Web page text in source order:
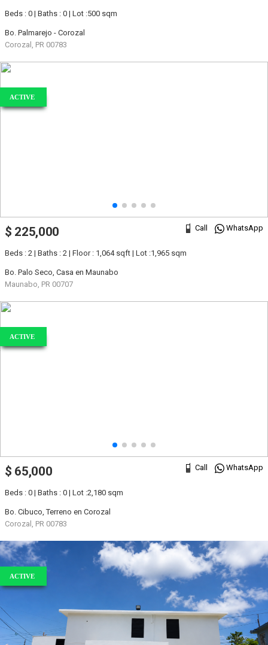
Beds : 0 | Baths : 0 | Lot :500 sqm
Bo. Palmarejo - Corozal
Corozal, PR 00783
ACTIVE
Call WhatsApp
$ 225,000
Beds : 2 | Baths : 2 | Floor : 1,064 sqft | Lot :1,965 sqm
Bo. Palo Seco, Casa en Maunabo
Maunabo, PR 00707
ACTIVE
Call WhatsApp
$ 65,000
Beds : 0 | Baths : 0 | Lot :2,180 sqm
Bo. Cibuco, Terreno en Corozal
Corozal, PR 00783
ACTIVE